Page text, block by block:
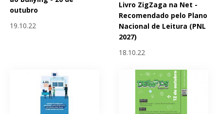
outubro
19.10.22
Livro ZigZaga na Net -
Recomendado pelo Plano
Nacional de Leitura (PNL
2027)
18.10.22